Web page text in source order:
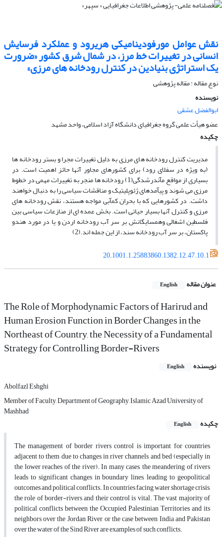
نقش عوامل مورفودینامیکى هریرود و عملکرد فرسایش
انسانى در تغییرات خط مرز، در شمال شرق کشور «ضرورت
یک استراتژى بنیادین در کنترل رودخانه‏ هاى مرزى»
نوع مقاله : مقاله پژوهشی
نویسنده
ابوالفضل عشقی
عضو هیأت علمى گروه جغرافیاى دانشگاه آزاد اسلامى، واحد مشهد
چکیده
مدیریت کنترل رودخانه‏ هاى مرزى به دلیل تغییرات مجرا و بستر رودخانه‏ ها
(به ویژه در سفلاى رود) براى کشورهاى مجاور آنها حائز اهمیت است. در
بسیارى از مواقع مآندرشدگى(1) رودخانه‏ ها منجر به تغییرات مهمى در خطوط
مرزى مى‏ شوند و پى‏آمدهاى ژئوپلیتیک و مناقشات سیاسى را به دنبال خواهند
داشت. در کشورهایى که با بحران کم‏آبى مواجه هستند، نقش رودخانه‏ هاى
مرزى و کنترل آنها بسیار حیاتى است. بخش عمده‏ اى از منازعات سیاسى بین
فلسطین اشغالى وهمسایگانش بر سر آب رودخانه اردن و یا در مورد هندو
پاکستان، بر سر آب رودخانه سند، از این جمله ‏اند.(2)
20.1001.1.25883860.1382.12.47.10.1
عنوان مقاله English
The Role of Morphodynamic Factors of Harirud and
Human Erosion Function in Border Changes in the
Northeast of Country, the Necessity of a Fundamental
Strategy for Controlling Border-Rivers
نویسنده English
Abolfazl Eshghi
Member of Faculty, Department of Geography, Islamic Azad University of
Mashhad
چکیده
English
The management of border rivers control is important for countries
adjacent to them due to changes in river channels and bed (especially in
the lower reaches of the river). In many cases, the meandering of rivers
leads to significant changes in boundary lines, leading to geopolitical
outcomes and political conflicts. In countries facing water shortage crisis,
the role of border-rivers and their control is vital. The vast majority of
political conflicts between the Occupied Palestinian Territories and its
neighbors over the Jordan River, or the case between India and Pakistan
over the water of the Sind River are examples of such conflicts.